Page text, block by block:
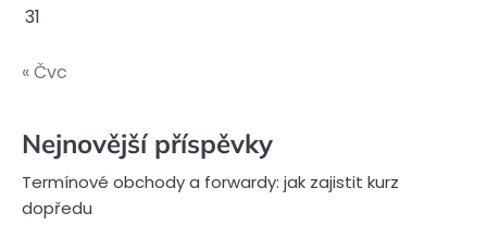
31
« Čvc
Nejnovější příspěvky
Termínové obchody a forwardy: jak zajistit kurz
dopředu